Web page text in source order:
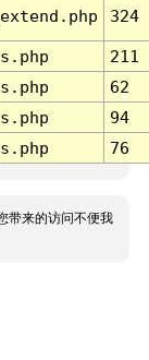
324
211
62
94
76
带来的访问不便我